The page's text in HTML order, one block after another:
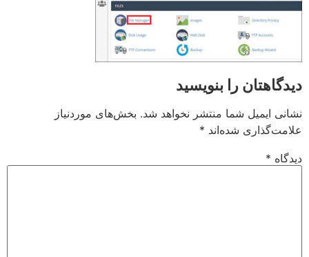
دیدگاهتان را بنویسید
نشانی ایمیل شما منتشر نخواهد شد. بخش‌های موردنیاز
علامت‌گذاری شده‌اند *
دیدگاه *